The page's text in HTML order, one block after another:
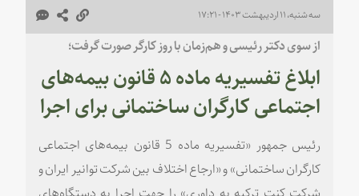
سه شنبه، ۱۱ اردیبهشت ۱۴۰۳ - ۱۷:۲۱
از سوی دکتر رئیسی و هم‌زمان با روز کارگر صورت گرفت؛
ابلاغ تفسیریه ماده ۵ قانون بیمه‌های
اجتماعی کارگران ساختمانی برای اجرا
رئیس جمهور «تفسیریه ماده 5 قانون بیمه‌های اجتماعی
کارگران ساختمانی» و «ارجاع اختلاف بین شرکت توانیر ایران و
شرکت کنت ترکیه به داوری» را جهت اجرا به دستگاه‌های